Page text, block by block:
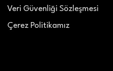
Veri Güvenliği Sözleşmesi
Çerez Politikamız